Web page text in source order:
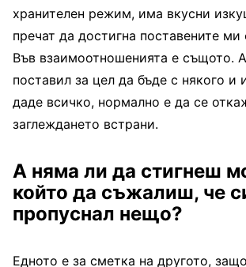
хранителен режим, има вкусни
пречат да достигна поставените ми
Във взаимоотношенията е същото.
поставил за цел да бъде с някого и
даде всичко, нормално е да се
заглеждането встрани.
А няма ли да стигнеш
който да съжалиш, че
пропуснал нещо?
Едното е за сметка на другото,